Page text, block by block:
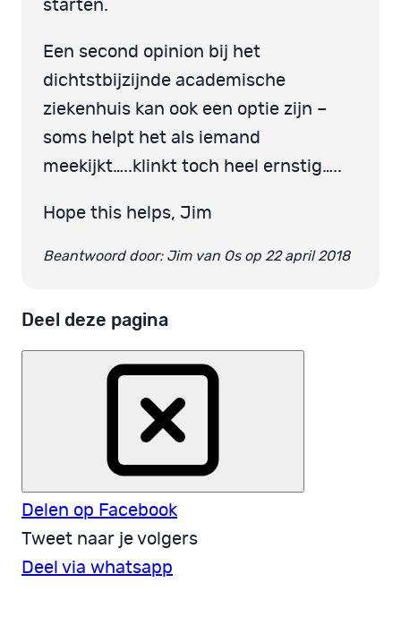
starten.
Een second opinion bij het
dichtstbijzijnde academische
ziekenhuis kan ook een optie zijn –
soms helpt het als iemand
meekijkt…..klinkt toch heel ernstig…..
Hope this helps, Jim
Beantwoord door: Jim van Os op 22 april 2018
Deel deze pagina
Delen op Facebook
Tweet naar je volgers
Deel via whatsapp